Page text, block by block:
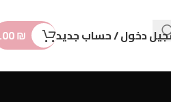
دخول / حساب جديد ₪